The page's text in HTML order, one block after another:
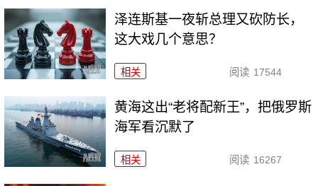
泽连斯基一夜斩总理又砍防长，
这大戏几个意思？
相关 阅读 17544
黄海这出“老将配新王”，把俄罗斯
海军看沉默了
相关 阅读 16267